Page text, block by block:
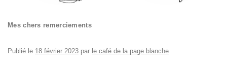
Mes chers remerciements
Publié le 18 février 2023 par le café de la page blanche